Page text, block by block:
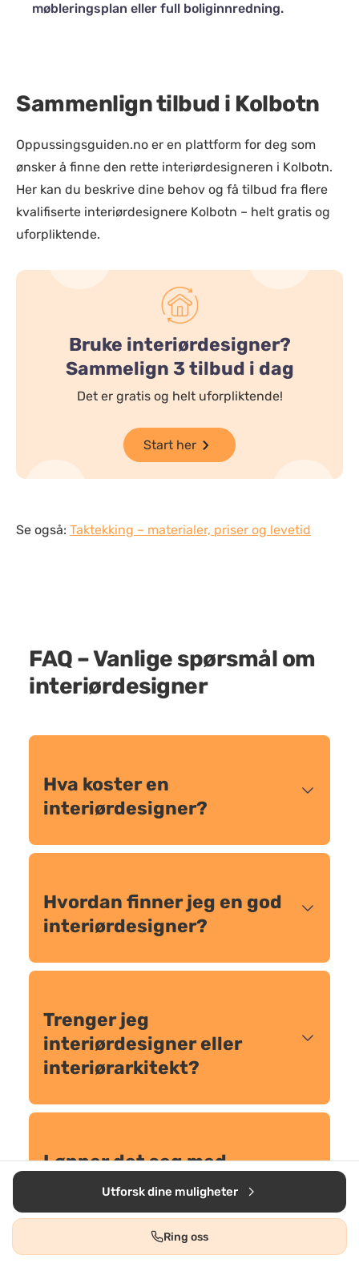
møbleringsplan eller full boliginnredning.
Sammenlign tilbud i Kolbotn
Oppussingsguiden.no er en plattform for deg som
ønsker å finne den rette interiørdesigneren i Kolbotn.
Her kan du beskrive dine behov og få tilbud fra flere
kvalifiserte interiørdesignere Kolbotn – helt gratis og
uforpliktende.
Bruke interiørdesigner?
Sammelign 3 tilbud i dag
Det er gratis og helt uforpliktende!
Start her
Se også: Taktekking – materialer, priser og levetid
FAQ – Vanlige spørsmål om
interiørdesigner
Hva koster en
interiørdesigner?
Hvordan finner jeg en god
interiørdesigner?
Trenger jeg
interiørdesigner eller
interiørarkitekt?
Lønner det seg med
boligstyling før salg?
Utforsk dine muligheter
Ring oss